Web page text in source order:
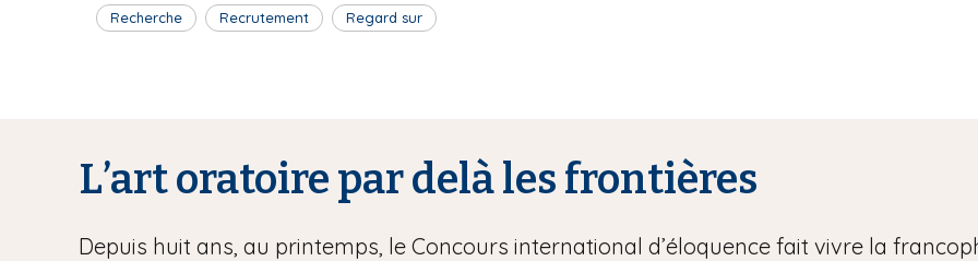
Recherche Recrutement Regard sur
L’art oratoire par delà les frontières
Depuis huit ans, au printemps, le Concours international d’éloquence fait vivre la